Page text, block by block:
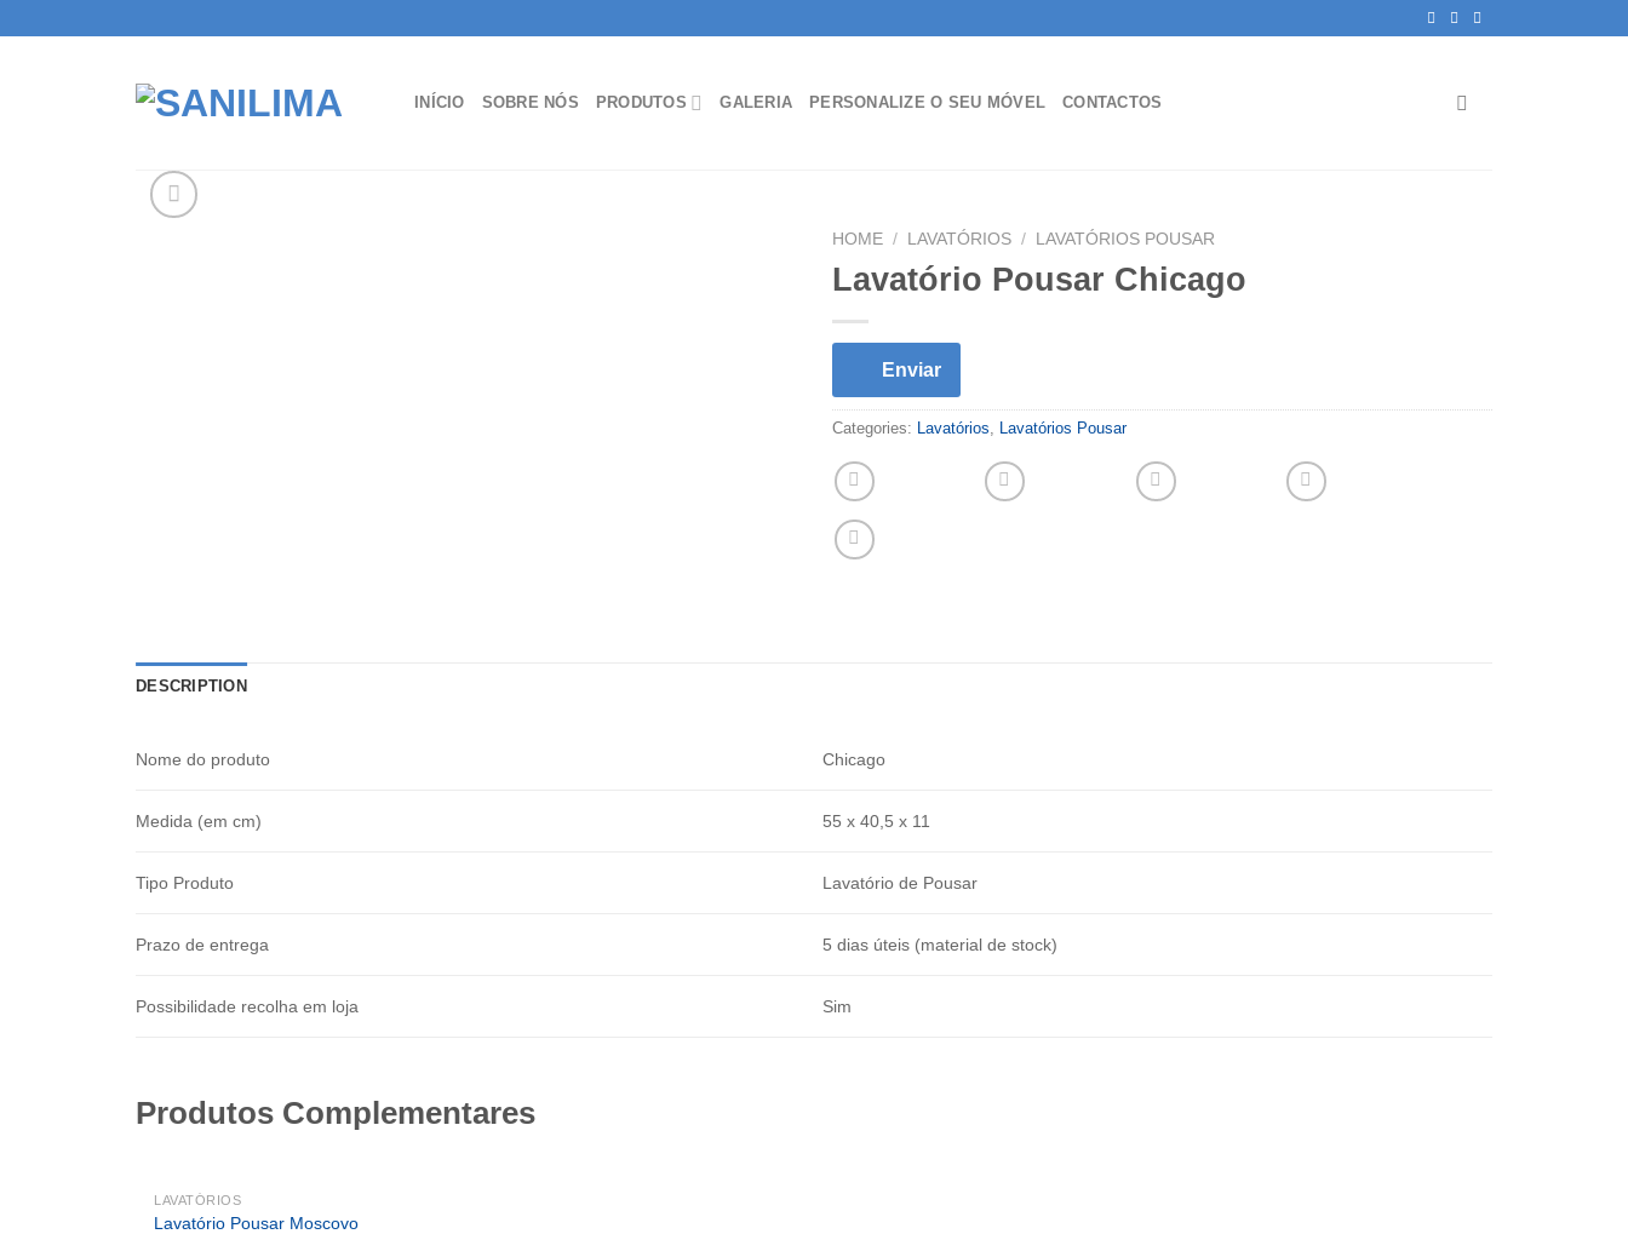
INÍCIO SOBRE NÓS PRODUTOS GALERIA PERSONALIZE O SEU MÓVEL CONTACTOS
HOME / LAVATÓRIOS / LAVATÓRIOS POUSAR
Lavatório Pousar Chicago
Enviar
Categories: Lavatórios Lavatórios Pousar
DESCRIPTION
Nome do produto Chicago
Medida (em cm) 55 x 40,5 x 11
Tipo Produto Lavatório de Pousar
Prazo de entrega 5 dias úteis (material de stock)
Possibilidade recolha em loja Sim
Produtos Complementares
LAVATÓRIOS
Lavatório Pousar Moscovo